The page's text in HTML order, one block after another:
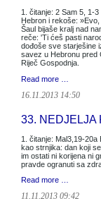
1. čitanje: 2 Sam 5, 1-
Hebron i rekoše:
Šaul bijaše kralj nad
reče: 'Ti ćeš pasti
dođoše sve starješine
savez u Hebronu pred
Riječ Gospodnja.
Read more …
16.11.2013 14:50
33. NEDJELJA
1. čitanje: Mal3,19-
kao strnjika: dan koji
im ostati ni korijena ni
pravde ogranuti sa
Read more …
11.11.2013 09:42